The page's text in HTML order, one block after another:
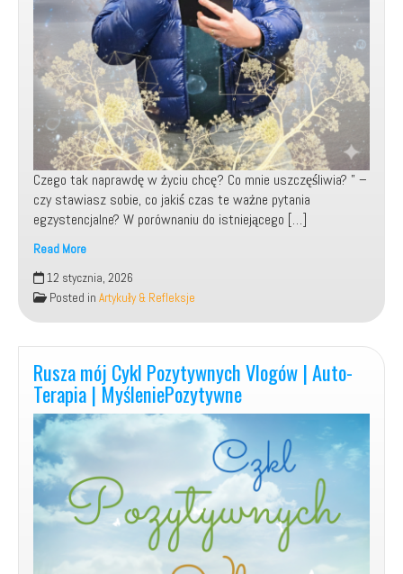
Czego tak naprawdę w życiu chcę? Co mnie uszczęśliwia? ” –
czy stawiasz sobie, co jakiś czas te ważne pytania
egzystencjalne? W porównaniu do istniejącego […]
Read More
Kim
jestem?
Skąd
przyszedłem?
Dokąd
zmierzam?
12 stycznia, 2026
Posted in Artykuły & Refleksje
Rusza mój Cykl Pozytywnych Vlogów | Auto-
Terapia | MyśleniePozytywne